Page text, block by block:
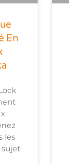
En
les
sujet